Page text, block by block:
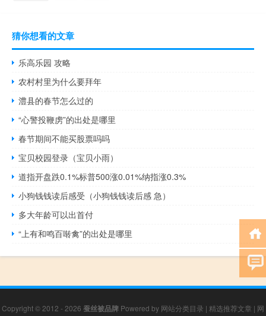
猜你想看的文章
乐高乐园 攻略
农村村里为什么要拜年
澧县的春节怎么过的
“心警投鞭虏”的出处是哪里
春节期间不能买股票吗吗
宝贝校园登录（宝贝小雨）
道指开盘跌0.1%标普500涨0.01%纳指涨0.3%
小狗钱钱读后感受（小狗钱钱读后感 急）
多大年龄可以出首付
“上有和鸣百啭禽”的出处是哪里
Copyright © 2012 - 2026 蚕丝被品牌 Powered by 网站分类目录 | 精选推荐文章 | 网